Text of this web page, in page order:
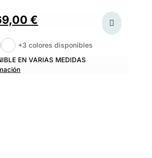
€
+3 colores disponibles
EN VARIAS MEDIDAS